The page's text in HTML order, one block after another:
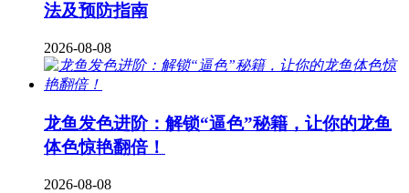
法及预防指南
2026-08-08
龙鱼发色进阶：解锁“逼色”秘籍，让你的龙鱼
体色惊艳翻倍！
2026-08-08